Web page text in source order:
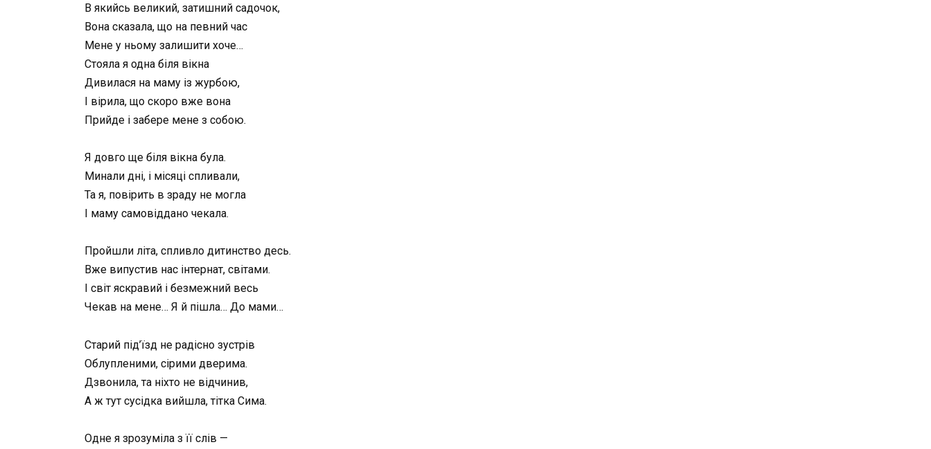
В якийсь великий, затишний садочок,
Вона сказала, що на певний час
Мене у ньому залишити хоче…
Стояла я одна біля вікна
Дивилася на маму із журбою,
І вірила, що скоро вже вона
Прийде і забере мене з собою.
Я довго ще біля вікна була.
Минали дні, і місяці спливали,
Та я, повірить в зраду не могла
І маму самовіддано чекала.
Пройшли літа, спливло дитинство десь.
Вже випустив нас інтернат, світами.
І світ яскравий і безмежний весь
Чекав на мене… Я й пішла… До мами…
Старий під’їзд не радісно зустрів
Облупленими, сірими дверима.
Дзвонила, та ніхто не відчинив,
А ж тут сусідка вийшла, тітка Сима.
Одне я зрозуміла з її слів —